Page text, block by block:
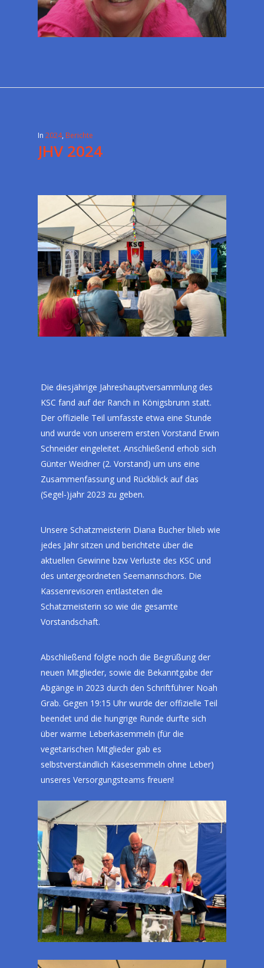
In 2024, Berichte
JHV 2024
Die diesjährige Jahreshauptversammlung des
KSC fand auf der Ranch in Königsbrunn statt.
Der offizielle Teil umfasste etwa eine Stunde
und wurde von unserem ersten Vorstand Erwin
Schneider eingeleitet. Anschließend erhob sich
Günter Weidner (2. Vorstand) um uns eine
Zusammenfassung und Rückblick auf das
(Segel-)jahr 2023 zu geben.
Unsere Schatzmeisterin Diana Bucher blieb wie
jedes Jahr sitzen und berichtete über die
aktuellen Gewinne bzw Verluste des KSC und
des untergeordneten Seemannschors. Die
Kassenrevisoren entlasteten die
Schatzmeisterin so wie die gesamte
Vorstandschaft.
Abschließend folgte noch die Begrüßung der
neuen Mitglieder, sowie die Bekanntgabe der
Abgänge in 2023 durch den Schriftführer Noah
Grab. Gegen 19:15 Uhr wurde der offizielle Teil
beendet und die hungrige Runde durfte sich
über warme Leberkäsemmeln (für die
vegetarischen Mitglieder gab es
selbstverständlich Käsesemmeln ohne Leber)
unseres Versorgungsteams freuen!